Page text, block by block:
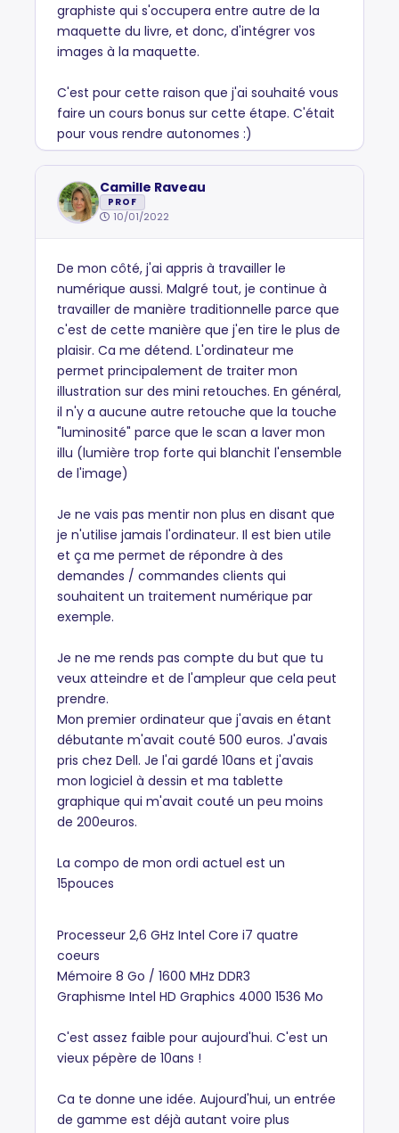
graphiste qui s'occupera entre autre de la
maquette du livre, et donc, d'intégrer vos
images à la maquette.
C'est pour cette raison que j'ai souhaité vous
faire un cours bonus sur cette étape. C'était
pour vous rendre autonomes :)
Camille Raveau
PROF
10/01/2022
De mon côté, j'ai appris à travailler le
numérique aussi. Malgré tout, je continue à
travailler de manière traditionnelle parce que
c'est de cette manière que j'en tire le plus de
plaisir. Ca me détend. L'ordinateur me
permet principalement de traiter mon
illustration sur des mini retouches. En général,
il n'y a aucune autre retouche que la touche
"luminosité" parce que le scan a laver mon
illu (lumière trop forte qui blanchit l'ensemble
de l'image)
Je ne vais pas mentir non plus en disant que
je n'utilise jamais l'ordinateur. Il est bien utile
et ça me permet de répondre à des
demandes / commandes clients qui
souhaitent un traitement numérique par
exemple.
Je ne me rends pas compte du but que tu
veux atteindre et de l'ampleur que cela peut
prendre.
Mon premier ordinateur que j'avais en étant
débutante m'avait couté 500 euros. J'avais
pris chez Dell. Je l'ai gardé 10ans et j'avais
mon logiciel à dessin et ma tablette
graphique qui m'avait couté un peu moins
de 200euros.
La compo de mon ordi actuel est un
15pouces
Processeur 2,6 GHz Intel Core i7 quatre
coeurs
Mémoire 8 Go / 1600 MHz DDR3
Graphisme Intel HD Graphics 4000 1536 Mo
C'est assez faible pour aujourd'hui. C'est un
vieux pépère de 10ans !
Ca te donne une idée. Aujourd'hui, un entrée
de gamme est déjà autant voire plus